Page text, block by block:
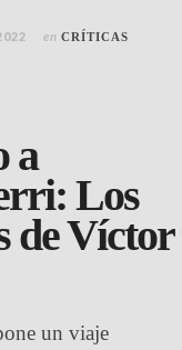
en CRÍTICAS
a
Los
de Víctor
un viaje